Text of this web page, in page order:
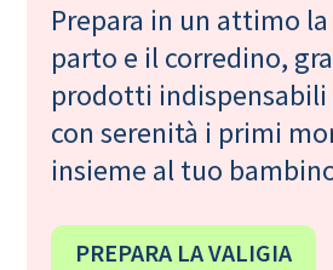
Prepara in un attimo
parto e il corredino,
prodotti indispensabili
con serenità i primi
insieme al tuo
PREPARA LA VALIGIA